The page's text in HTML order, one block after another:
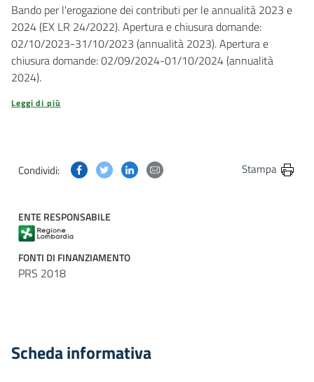
Bando per l'erogazione dei contributi per le annualità 2023 e
2024 (EX LR 24/2022). Apertura e chiusura domande:
02/10/2023-31/10/2023 (annualità 2023). Apertura e
chiusura domande: 02/09/2024-01/10/2024 (annualità
2024).
Leggi di più
Condividi: Condividi questa pagina su Facebook
Condividi questa pagina su Twitter
Condividi questa pagina su Linkedin
Condividi questa pagina via
Stampa
ENTE RESPONSABILE
FONTI DI FINANZIAMENTO
PRS 2018
Scheda informativa